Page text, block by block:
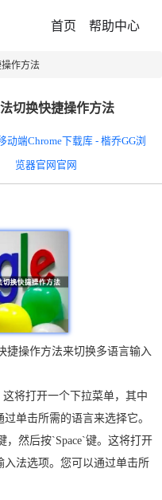
首页 帮助中心
作方法
切换快捷操作方法
动端Chrome下载库 - 楷乔GG浏
览器官网官网
捷操作方法来切换多语言输入
这将打开一个下拉菜单，其中
单击所需的语言来选择它。
然后按`Space`键。这将打开
法选项。您可以通过单击所